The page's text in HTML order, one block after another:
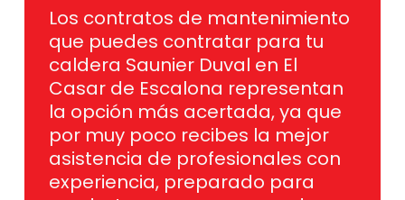
Los contratos de mantenimiento
que puedes contratar para tu
caldera Saunier Duval en El
Casar de Escalona representan
la opción más acertada, ya que
por muy poco recibes la mejor
asistencia de profesionales con
experiencia, preparado para